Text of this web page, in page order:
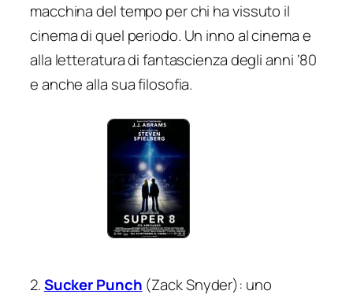
macchina del tempo per chi ha vissuto il
cinema di quel periodo. Un inno al cinema e
alla letteratura di fantascienza degli anni ‘80
e anche alla sua filosofia.
2.Sucker Punch (Zack Snyder): uno